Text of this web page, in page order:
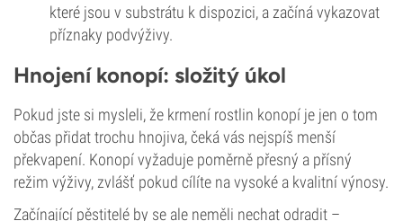
které jsou v substrátu k dispozici, a začíná vykazovat
příznaky podvýživy.
Hnojení konopí: složitý úkol
Pokud jste si mysleli, že krmení rostlin konopí je jen o tom
občas přidat trochu hnojiva, čeká vás nejspíš menší
překvapení. Konopí vyžaduje poměrně přesný a přísný
režim výživy, zvlášť pokud cílíte na vysoké a kvalitní výnosy.
Začínající pěstitelé by se ale neměli nechat odradit –